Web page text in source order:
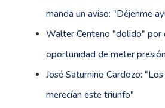
manda un aviso: "Déjenme
Walter Centeno "dolido" por
oportunidad de meter
José Saturnino Cardozo:
merecían este triunfo"